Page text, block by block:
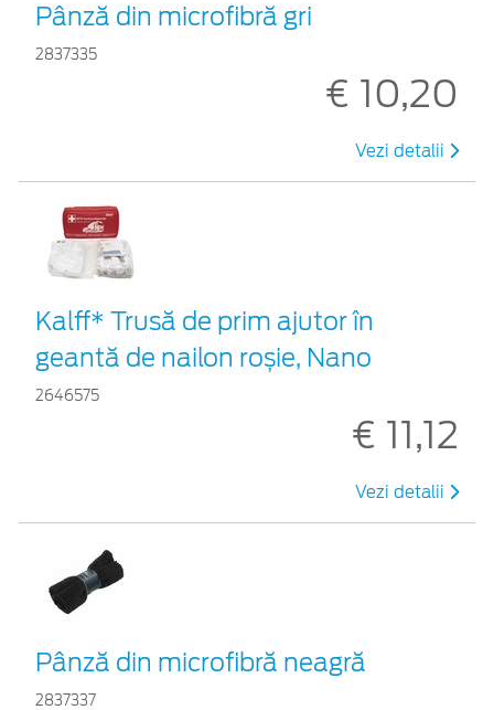
Pânză din microfibră gri
2837335
€ 10,20
Vezi detalii
Kalff* Trusă de prim ajutor în
geantă de nailon roșie, Nano
2646575
€ 11,12
Vezi detalii
Pânză din microfibră neagră
2837337